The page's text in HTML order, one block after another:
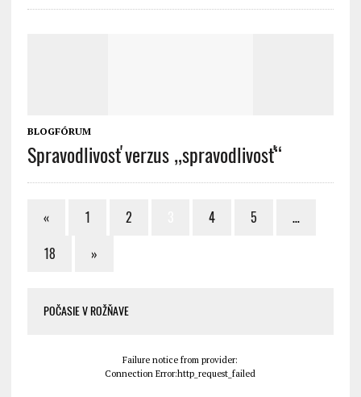
BLOGFÓRUM
Spravodlivosť verzus „spravodlivosť“
« 1 2 4 5 …
18 »
POČASIE V ROŽŇAVE
Failure notice from provider:
Connection Error:http_request_failed